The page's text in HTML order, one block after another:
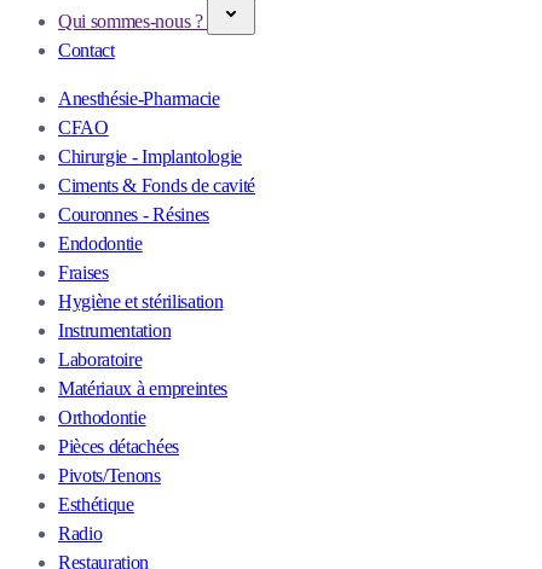
Qui sommes-nous ?
Contact
Anesthésie-Pharmacie
CFAO
Chirurgie - Implantologie
Ciments & Fonds de cavité
Couronnes - Résines
Endodontie
Fraises
Hygiène et stérilisation
Instrumentation
Laboratoire
Matériaux à empreintes
Orthodontie
Pièces détachées
Pivots/Tenons
Esthétique
Radio
Restauration